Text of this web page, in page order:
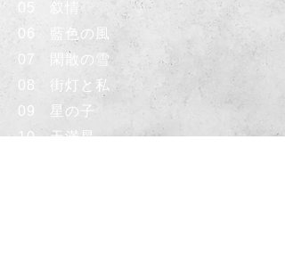
06 藍色の風
07 閑散の雪
08 街灯と私
09 星の子
10 天満星